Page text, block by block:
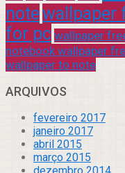
notewallpaper
for pc wallpaper
notebook wallpaper
wallpaper to note
ARQUIVOS
fevereiro 2017
janeiro 2017
abril 2015
março 2015